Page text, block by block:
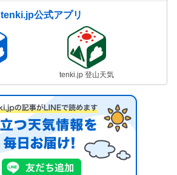
tenki.jp公式アプリ
tenki.jp 登山天気